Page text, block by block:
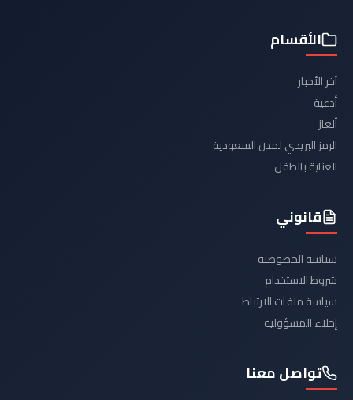
الأقسام
آخر الأخبار
أدعية
ألغاز
الرمز البريدي لمدن السعودية
العناية بالطفل
قانوني
سياسة الخصوصية
شروط الاستخدام
سياسة ملفات الارتباط
إخلاء المسؤولية
تواصل معنا